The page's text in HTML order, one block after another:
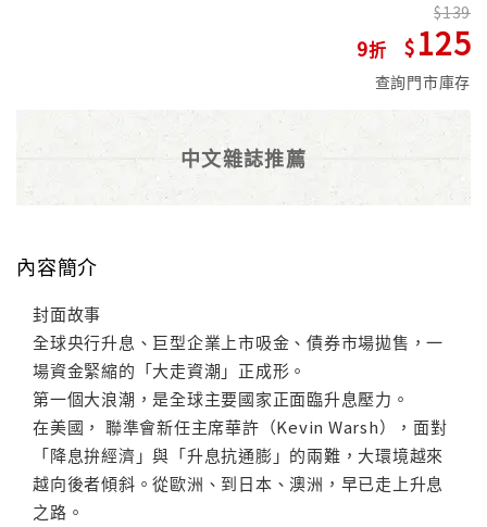
9
139
125
查詢門市庫存
中文雜誌推薦
內容簡介
封面故事
全球央行升息、巨型企業上市吸金、債券市場拋售，一
場資金緊縮的「大走資潮」正成形。
第一個大浪潮，是全球主要國家正面臨升息壓力。
在美國， 聯準會新任主席華許（Kevin Warsh），面對
「降息拚經濟」與「升息抗通膨」的兩難，大環境越來
越向後者傾斜。從歐洲、到日本、澳洲，早已走上升息
之路。